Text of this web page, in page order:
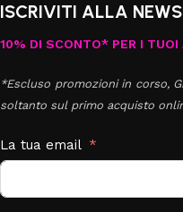
ISCRIVITI ALLA
10% DI SCONTO* PER I TUOI
*Escluso promozioni in corso,
soltanto sul primo acquisto
La tua email